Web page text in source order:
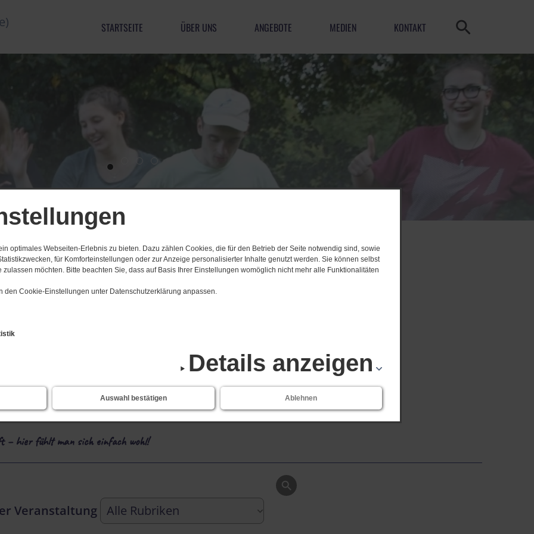
optimales Webseiten-Erlebnis zu bieten. Dazu zählen Cookies, die für den Betrieb der Seite notwendig sind, sowie
für Komforteinstellungen oder zur Anzeige personalisierter Inhalte genutzt werden. Sie können selbst
möchten. Bitte beachten Sie, dass auf Basis Ihrer Einstellungen womöglich nicht mehr alle Funktionalitäten
den Cookie-Einstellungen unter Datenschutzerklärung anpassen.
Details anzeigen
Auswahl bestätigen Ablehnen
STARTSEITE ÜBER UNS ANGEBOTE MEDIEN KONTAKT
Seminaren und Freizeiten.
Alltag bekommen
Glauben
– hier fühlt man sich einfach wohl!
Veranstaltung